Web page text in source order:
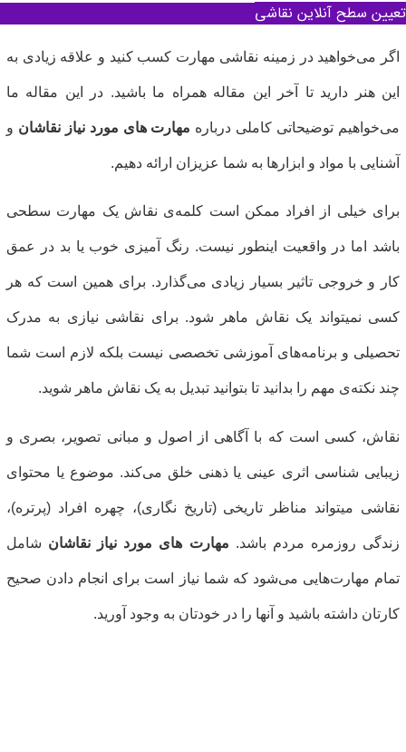
سطح آنلاین نقاشی
اگر می‌خواهید در زمینه نقاشی مهارت کسب کنید و علاقه زیادی به
این هنر دارید تا آخر این مقاله همراه ما باشید. در این مقاله ما
توضیحاتی کاملی دربارهمهارت های مورد نیاز نقاشانو
آشنایی با مواد و ابزارها به شما عزیزان ارائه دهیم.
برای خیلی از افراد ممکن است کلمه‌ی نقاش یک مهارت سطحی
باشد اما در واقعیت اینطور نیست. رنگ آمیزی خوب یا بد در عمق
کار و خروجی تاثیر بسیار زیادی می‌گذارد. برای همین است که هر
کسی نمیتواند یک نقاش ماهر شود. برای نقاشی نیازی به مدرک
تحصیلی و برنامه‌های آموزشی تخصصی نیست بلکه لازم است شما
چند نکته‌ی مهم را بدانید تا بتوانید تبدیل به یک نقاش ماهر شوید.
نقاش، کسی است که با آگاهی از اصول و مبانی تصویر، بصری و
زیبایی شناسی اثری عینی یا ذهنی خلق می‌کند. موضوع یا محتوای
نقاشی میتواند مناظر تاریخی (تاریخ نگاری)، چهره افراد (پرتره)،
روزمره مردم باشد. مهارت های مورد نیاز نقاشان شامل
تمام مهارت‌هایی می‌شود که شما نیاز است برای انجام دادن صحیح
کارتان داشته باشید و آنها را در خودتان به وجود آورید.